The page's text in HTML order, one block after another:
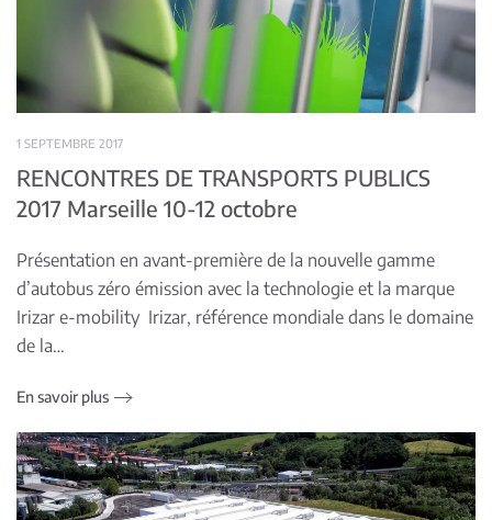
1 SEPTEMBRE 2017
RENCONTRES DE TRANSPORTS PUBLICS
2017 Marseille 10-12 octobre
Présentation en avant-première de la nouvelle gamme
d’autobus zéro émission avec la technologie et la marque
Irizar e-mobility Irizar, référence mondiale dans le domaine
de la…
En savoir plus